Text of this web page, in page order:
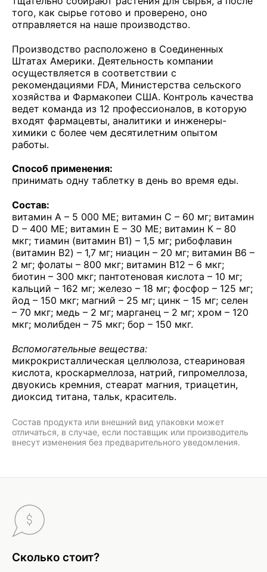
того, как сырье готово и проверено, оно
отправляется на наше производство.
Производство расположено в Соединенных
Штатах Америки. Деятельность компании
осуществляется в соответствии с
рекомендациями FDA, Министерства сельского
хозяйства и Фармакопеи США. Контроль качества
ведет команда из 12 профессионалов, в которую
входят фармацевты, аналитики и инженеры-
химики с более чем десятилетним опытом
работы.
Способ применения:
принимать одну таблетку в день во время еды.
Состав:
витамин А – 5 000 МЕ; витамин С – 60 мг; витамин
D – 400 МЕ; витамин Е – 30 МЕ; витамин К – 80
мкг; тиамин (витамин B1) – 1,5 мг; рибофлавин
(витамин B2) – 1,7 мг; ниацин – 20 мг; витамин B6 –
2 мг; фолаты – 800 мкг; витамин B12 – 6 мкг;
биотин – 300 мкг; пантотеновая кислота – 10 мг;
кальций – 162 мг; железо – 18 мг; фосфор – 125 мг;
йод – 150 мкг; магний – 25 мг; цинк – 15 мг; селен
– 70 мкг; медь – 2 мг; марганец – 2 мг; хром – 120
мкг; молибден – 75 мкг; бор – 150 мкг.
Вспомогательные вещества:
микрокристаллическая целлюлоза, стеариновая
кислота, кроскармеллоза, натрий, гипромеллоза,
двуокись кремния, стеарат магния, триацетин,
диоксид титана, тальк, краситель.
Состав продукта или внешний вид упаковки может
отличаться, в случае, если поставщик или производитель
внесут изменения без предварительного уведомления.
Сколько стоит?